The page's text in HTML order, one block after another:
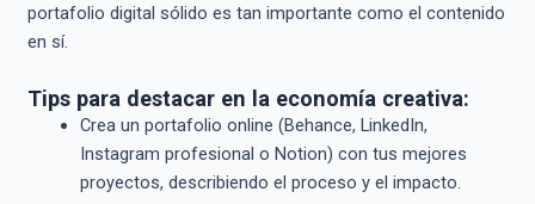
portafolio digital sólido es tan importante como el contenido
en sí.
Tips para destacar en la economía creativa:
Crea un portafolio online (Behance, LinkedIn,
Instagram profesional o Notion) con tus mejores
proyectos, describiendo el proceso y el impacto.